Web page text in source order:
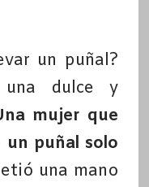
un puñal?
dulce y
mujer que
un puñal solo
una mano